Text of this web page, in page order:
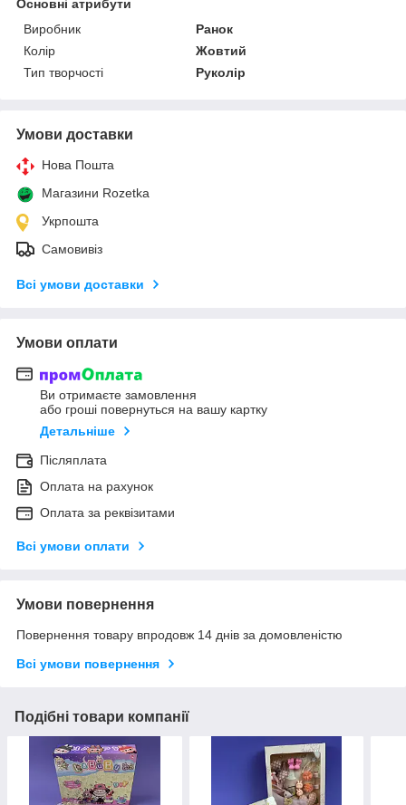
Основні атрибути
Виробник
Ранок
Колір
Жовтий
Тип творчості
Руколір
Умови доставки
Нова Пошта
Магазини Rozetka
Укрпошта
Самовивіз
Всі умови доставки
Умови оплати
Ви отримаєте замовлення
або гроші повернуться на вашу картку
Детальніше
Післяплата
Оплата на рахунок
Оплата за реквізитами
Всі умови оплати
Умови повернення
Повернення товару впродовж 14 днів за домовленістю
Всі умови повернення
Подібні товари компанії